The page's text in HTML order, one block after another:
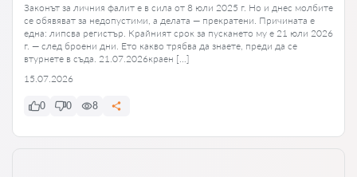
Законът за личния фалит е в сила от 8 юли 2025 г. Но и днес молбите
се обявяват за недопустими, а делата — прекратени. Причината е
една: липсва регистър. Крайният срок за пускането му е 21 юли 2026
г. — след броени дни. Ето какво трябва да знаете, преди да се
втурнете в съда. 21.07.2026краен […]
15.07.2026
0 0 8